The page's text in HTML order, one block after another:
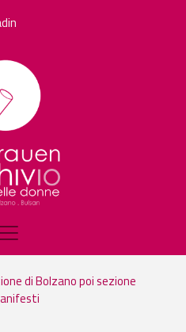
di Bolzano poi sezione